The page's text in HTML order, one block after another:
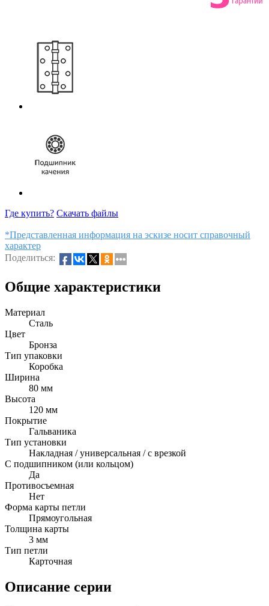
Где купить? Скачать файлы
*Представленная информация на эскизе носит справочный
характер
Поделиться:
Общие характеристики
Материал
Сталь
Цвет
Бронза
Тип упаковки
Коробка
Ширина
80 мм
Высота
120 мм
Покрытие
Гальваника
Тип установки
Накладная / универсальная / с врезкой
С подшипником (или кольцом)
Да
Противосъемная
Нет
Форма карты петли
Прямоугольная
Толщина карты
3 мм
Тип петли
Карточная
Описание серии